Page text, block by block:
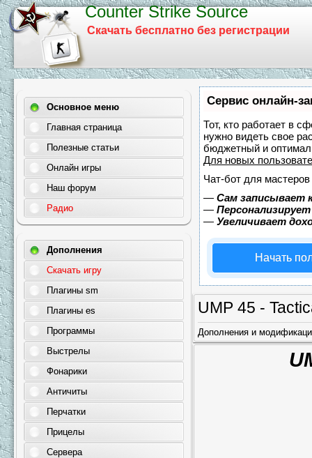
Counter Strike Source
Скачать бесплатно без регистрации
Сервис онлайн-
Тот, кто работает в
нужно видеть свое
бюджетный и
Для новых
Чат-бот для
— Сам записывает
—
— Увеличивает
Начать
UMP 45 -
Дополнения и
Основное меню
Главная страница
Полезные статьи
Онлайн игры
Наш форум
Радио
Дополнения
Скачать игру
Плагины sm
Плагины es
Программы
Выстрелы
Фонарики
Античиты
Перчатки
Прицелы
Сервера